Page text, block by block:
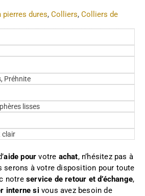
pierres dures, Colliers, Colliers de
Préhnite
lisses
clair
aide pour votre achat, n’hésitez pas à
serons à votre disposition pour toute
notre service de retour et d’échange,
interne si vous avez besoin de